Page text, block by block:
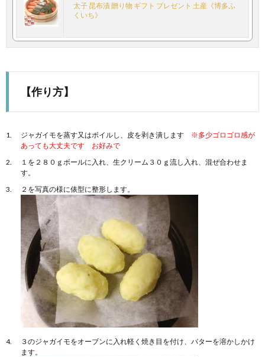
太子 昆布漬 贈り物 ギフト プレゼント 土産《博多ふ
くいち》
【作り方】
ジャガイモを蒸す又はボイルし、皮を剥き潰します ※多少ゴロゴロ感が
あっても大丈夫です お好みで
１を２８０ｇボールに入れ、生クリーム３０ｇ流し入れ、混ぜ合わせま
す。
２を写真の様に俵型に整形します。
３のジャガイモをオーブンに入れ軽く焼き目を付け、バターを溶かしかけ
ます。